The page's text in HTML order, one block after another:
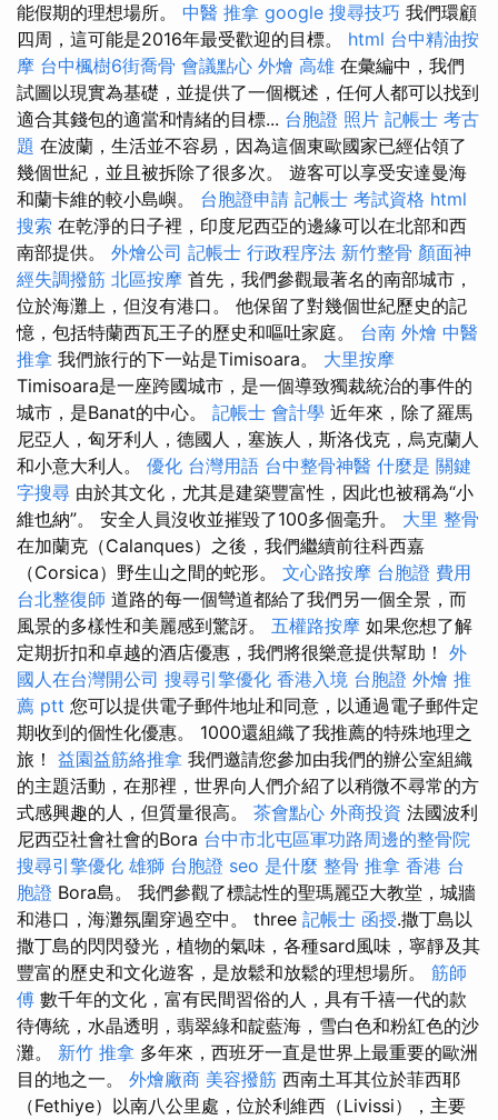
能假期的理想場所。 中醫 推拿 google 搜尋技巧 我們環顧
四周，這可能是2016年最受歡迎的目標。 html 台中精油按
摩 台中楓樹6街喬骨 會議點心 外燴 高雄 在彙編中，我們
試圖以現實為基礎，並提供了一個概述，任何人都可以找到
適合其錢包的適當和情緒的目標... 台胞證 照片 記帳士 考古
題 在波蘭，生活並不容易，因為這個東歐國家已經佔領了
幾個世紀，並且被拆除了很多次。 遊客可以享受安達曼海
和蘭卡維的較小島嶼。 台胞證申請 記帳士 考試資格 html
搜索 在乾淨的日子裡，印度尼西亞的邊緣可以在北部和西
南部提供。 外燴公司 記帳士 行政程序法 新竹整骨 顏面神
經失調撥筋 北區按摩 首先，我們參觀最著名的南部城市，
位於海灘上，但沒有港口。 他保留了對幾個世紀歷史的記
憶，包括特蘭西瓦王子的歷史和嘔吐家庭。 台南 外燴 中醫
推拿 我們旅行的下一站是Timisoara。 大里按摩
Timisoara是一座跨國城市，是一個導致獨裁統治的事件的
城市，是Banat的中心。 記帳士 會計學 近年來，除了羅馬
尼亞人，匈牙利人，德國人，塞族人，斯洛伐克，烏克蘭人
和小意大利人。 優化 台灣用語 台中整骨神醫 什麼是 關鍵
字搜尋 由於其文化，尤其是建築豐富性，因此也被稱為“小
維也納”。 安全人員沒收並摧毀了100多個毫升。 大里 整骨
在加蘭克（Calanques）之後，我們繼續前往科西嘉
（Corsica）野生山之間的蛇形。 文心路按摩 台胞證 費用
台北整復師 道路的每一個彎道都給了我們另一個全景，而
風景的多樣性和美麗感到驚訝。 五權路按摩 如果您想了解
定期折扣和卓越的酒店優惠，我們將很樂意提供幫助！ 外
國人在台灣開公司 搜尋引擎優化 香港入境 台胞證 外燴 推
薦 ptt 您可以提供電子郵件地址和同意，以通過電子郵件定
期收到的個性化優惠。 1000還組織了我推薦的特殊地理之
旅！ 益園益筋絡推拿 我們邀請您參加由我們的辦公室組織
的主題活動，在那裡，世界向人們介紹了以稍微不尋常的方
式感興趣的人，但質量很高。 茶會點心 外商投資 法國波利
尼西亞社會社會的Bora 台中市北屯區軍功路周邊的整骨院
搜尋引擎優化 雄獅 台胞證 seo 是什麼 整骨 推拿 香港 台
胞證 Bora島。 我們參觀了標誌性的聖瑪麗亞大教堂，城牆
和港口，海灘氛圍穿過空中。 three 記帳士 函授.撒丁島以
撒丁島的閃閃發光，植物的氣味，各種sard風味，寧靜及其
豐富的歷史和文化遊客，是放鬆和放鬆的理想場所。 筋師
傅 數千年的文化，富有民間習俗的人，具有千禧一代的款
待傳統，水晶透明，翡翠綠和靛藍海，雪白色和粉紅色的沙
灘。 新竹 推拿 多年來，西班牙一直是世界上最重要的歐洲
目的地之一。 外燴廠商 美容撥筋 西南土耳其位於菲西耶
（Fethiye）以南八公里處，位於利維西（Livissi），主要